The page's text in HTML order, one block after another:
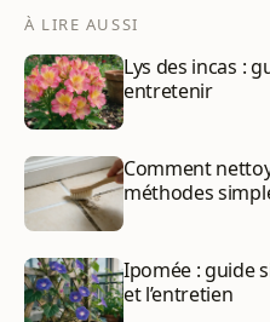
À LIRE AUSSI
Lys des incas :
entretenir
Comment
méthodes
Ipomée : guide
et l’entretien